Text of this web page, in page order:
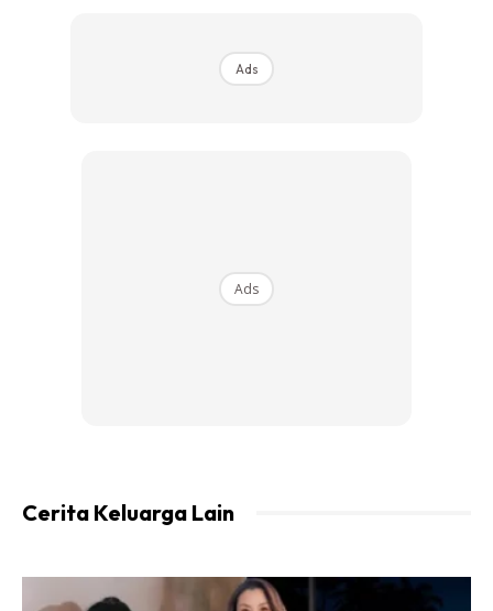
A Post Shared By Zizie Izette (@zizieizette)
Zizie telah mendirikan rumah tangga bersama Bung Moktar
Ads
Ads
Cerita Keluarga Lain